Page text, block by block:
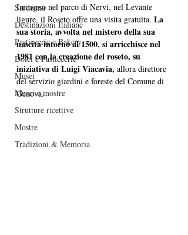
Sardegna
Destinazioni Italiane
Pasticcerie e Bakery
Dolci e Pasticcerie
Musei
Musei e mostre
Strutture ricettive
Mostre
Tradizioni & Memoria
Immerso nel parco di Nervi, nel Levante
ligure, il Roseto offre una visita gratuita. La
sua storia, avvolta nel mistero della sua
nascita intorno al 1500, si arricchisce nel
1981 con la creazione del roseto, su
iniziativa di Luigi Viacavia, allora direttore
del servizio giardini e foreste del Comune di
Genova.